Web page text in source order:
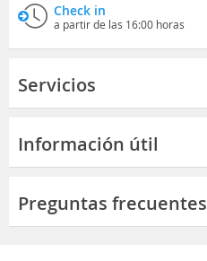
Check in
a partir de las 16:00 horas
Servicios
Información útil
Preguntas frecuentes